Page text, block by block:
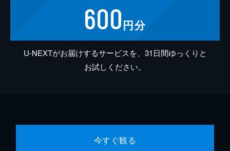
600円分
U-NEXTがお届けするサービスを、31日間ゆっくりと
お試しください。
今すぐ観る